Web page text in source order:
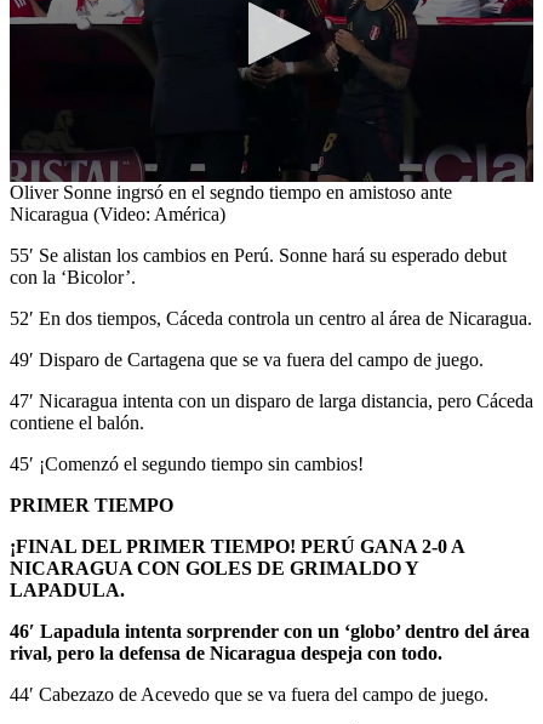
0
seconds
1
minute,
38
Oliver Sonne ingrsó en el segndo tiempo en amistoso ante
Nicaragua (Video: América)
55′ Se alistan los cambios en Perú. Sonne hará su esperado debut
con la ‘Bicolor’.
52′ En dos tiempos, Cáceda controla un centro al área de Nicaragua.
49′ Disparo de Cartagena que se va fuera del campo de juego.
47′ Nicaragua intenta con un disparo de larga distancia, pero Cáceda
contiene el balón.
45′ ¡Comenzó el segundo tiempo sin cambios!
PRIMER TIEMPO
¡FINAL DEL PRIMER TIEMPO! PERÚ GANA 2-0 A
NICARAGUA CON GOLES DE GRIMALDO Y
LAPADULA.
46′ Lapadula intenta sorprender con un ‘globo’ dentro del área
rival, pero la defensa de Nicaragua despeja con todo.
44′ Cabezazo de Acevedo que se va fuera del campo de juego.